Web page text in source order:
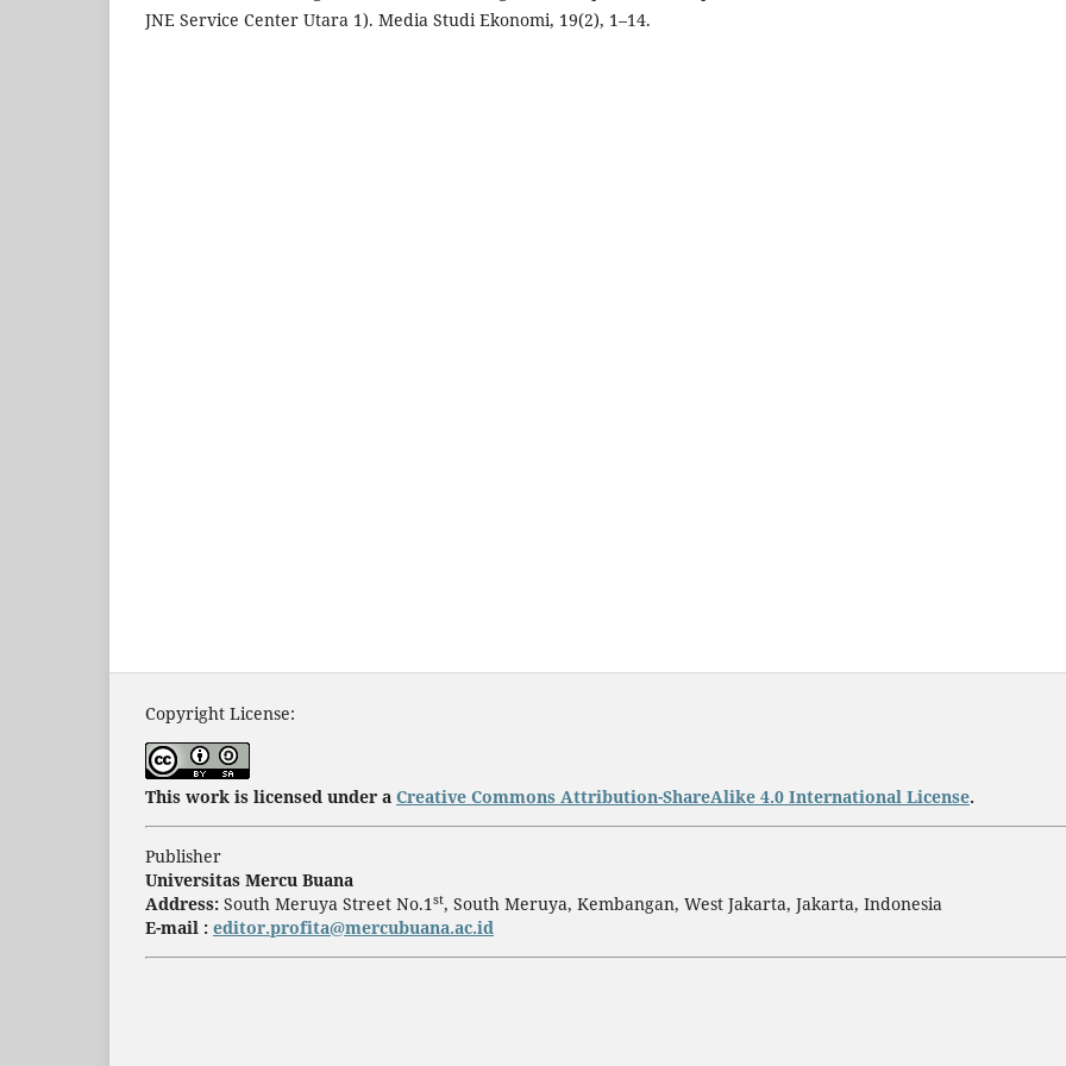
JNE Service Center Utara 1). Media Studi Ekonomi, 19(2), 1–14.
Copyright License:
This work is licensed under a Creative Commons Attribution-ShareAlike 4.0 International License.
Publisher
Universitas Mercu Buana
Address: South Meruya Street No.1st, South Meruya, Kembangan, West Jakarta, Jakarta, Indonesia
E-mail : editor.profita@mercubuana.ac.id